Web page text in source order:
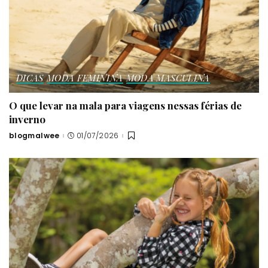
DICAS MODA FEMININA MODA MASCULINA
O que levar na mala para viagens nessas férias de
inverno
Posted
blogmalwee 01/07/2026